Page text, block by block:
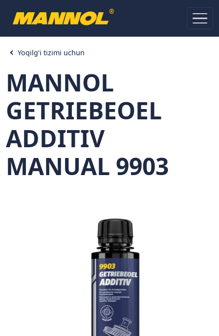
®
Yoqilg'i tizimi uchun
MANNOL
GETRIEBEOEL
ADDITIV
MANUAL 9903